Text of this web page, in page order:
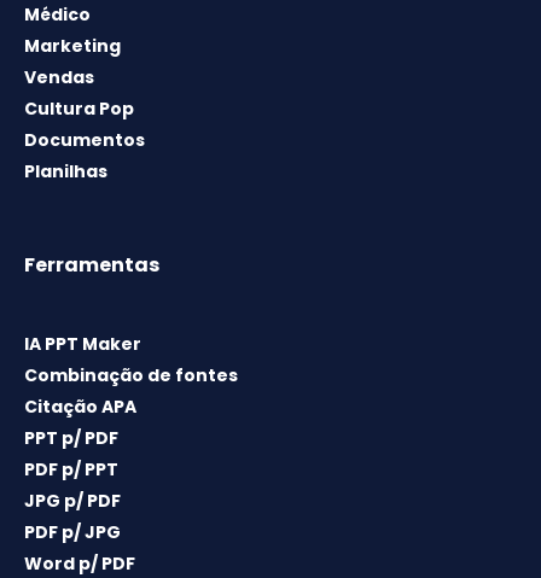
Médico
Marketing
Vendas
Cultura Pop
Documentos
Planilhas
Ferramentas
IA PPT Maker
Combinação de fontes
Citação APA
PPT p/ PDF
PDF p/ PPT
JPG p/ PDF
PDF p/ JPG
Word p/ PDF